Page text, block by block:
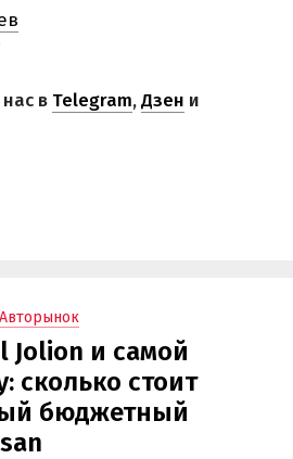
в Telegram,Дзен и
Авторынок
Jolion и самой
сколько стоит
бюджетный